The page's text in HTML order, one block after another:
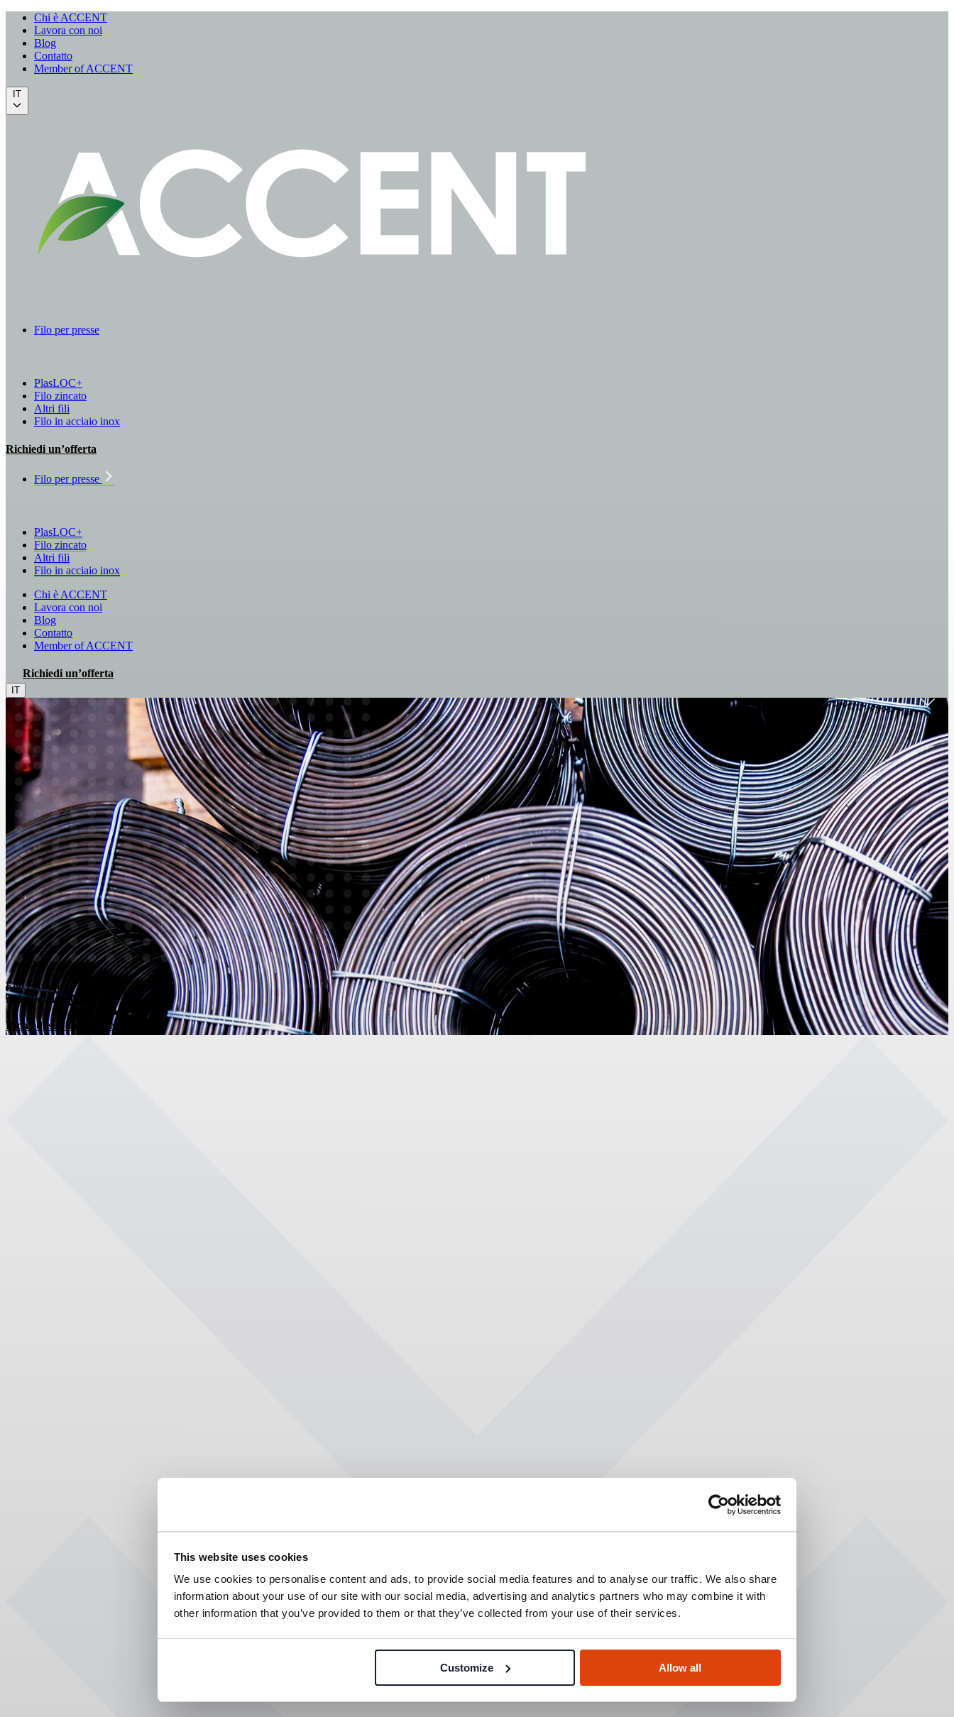
This website uses cookies
We use cookies to personalise content and ads, to provide social media features and to analyse our traffic. We also share
information about your use of our site with our social media, advertising and analytics partners who may combine it with
other information that you’ve provided to them or that they’ve collected from your use of their services.
Customize Allow all
Chi è ACCENT
Lavora con noi
Blog
Contatto
Member of ACCENT
IT
Filo per presse
PlasLOC+
Filo zincato
Altri fili
Filo in acciaio inox
Richiedi un’offerta
Filo per presse
PlasLOC+
Filo zincato
Altri fili
Filo in acciaio inox
Chi è ACCENT
Lavora con noi
Blog
Contatto
Member of ACCENT
Richiedi un’offerta
IT
Filo cotto per
riciclo e distribuzione
Richiedi subito un’offerta